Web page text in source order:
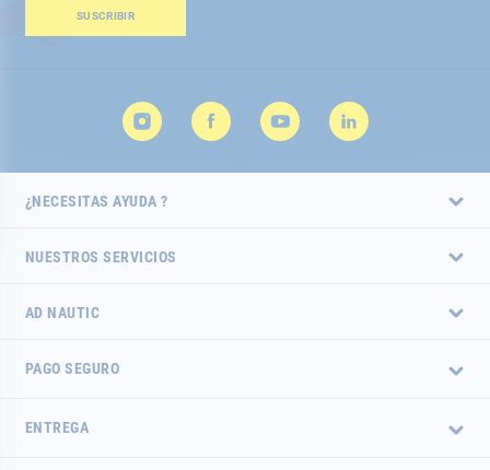
de
SUSCRIBIR
¿NECESITAS AYUDA ?
NUESTROS SERVICIOS
AD NAUTIC
PAGO SEGURO
ENTREGA